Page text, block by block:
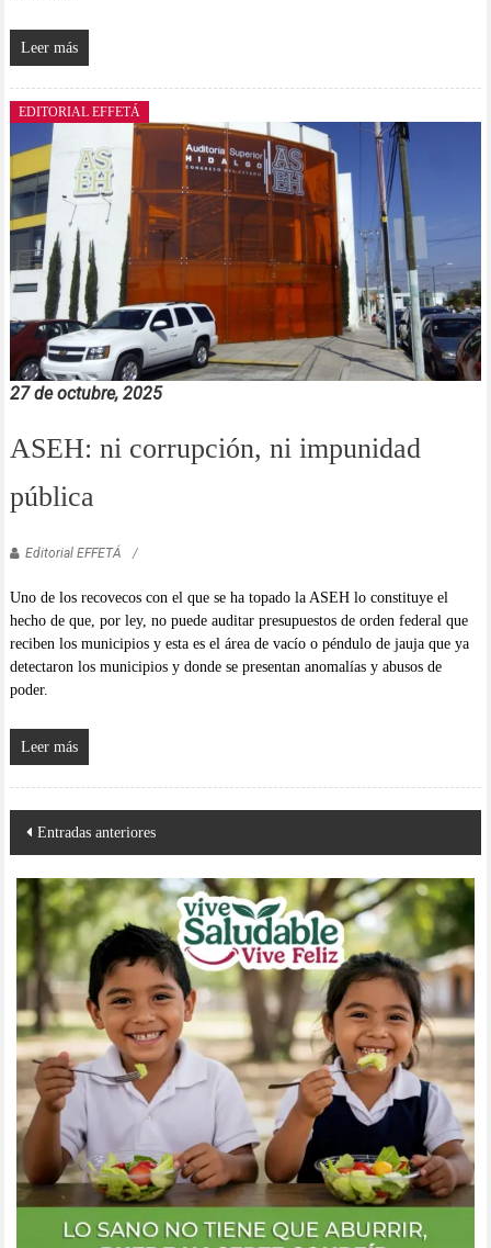
Leer más
EDITORIAL EFFETÁ
27 de octubre, 2025
ASEH: ni corrupción, ni impunidad
pública
Editorial EFFETÁ
Uno de los recovecos con el que se ha topado la ASEH lo constituye el
hecho de que, por ley, no puede auditar presupuestos de orden federal que
reciben los municipios y esta es el área de vacío o péndulo de jauja que ya
detectaron los municipios y donde se presentan anomalías y abusos de
poder.
Leer más
Navegación
de
entradas
Entradas anteriores